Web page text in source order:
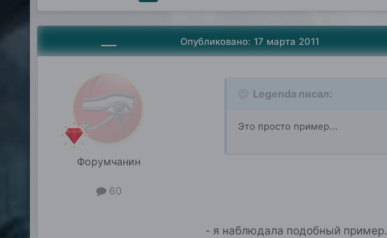
Форумчанин
60
Опубликовано: 17 марта 2011
Legenda писал:
Это просто пример...
- я наблюдала подобный пример.